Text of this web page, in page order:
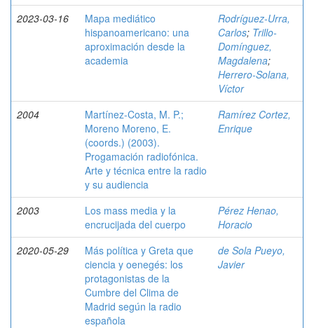
2023-03-16
Mapa mediático
hispanoamericano: una
aproximación desde la
academia
Rodríguez-Urra,
Carlos; Trillo-
Domínguez,
Magdalena;
Herrero-Solana,
Víctor
2004
Martínez-Costa, M. P.;
Moreno Moreno, E.
(coords.) (2003).
Progamación radiofónica.
Arte y técnica entre la radio
y su audiencia
Ramírez Cortez,
Enrique
2003
Los mass media y la
encrucijada del cuerpo
Pérez Henao,
Horacio
2020-05-29
Más política y Greta que
ciencia y oenegés: los
protagonistas de la
Cumbre del Clima de
Madrid según la radio
española
de Sola Pueyo,
Javier